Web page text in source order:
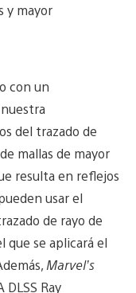
y mayor
con un
del trazado de
mallas de mayor
resulta en reflejos
usar el
de rayo de
que se aplicará el
Marvel’s
DLSS Ray